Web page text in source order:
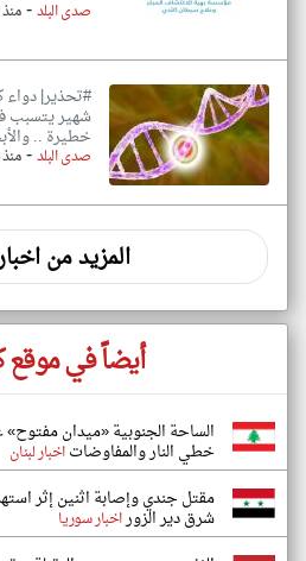
صدى البلد-منذ ٥ دقائق
#تحذير| دواء
شهير يتسبب
خطيرة ..
صدى البلد-منذ ٥ دقائق
المزيد من
أيضاً في
الساحة الجنوبية «ميدان
خطي النار والمفاوضاتاخبار لبنان
مقتل جندي وإصابة اثنين إثر
شرق دير الزوراخبار سوريا